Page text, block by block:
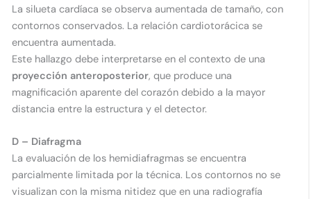
La silueta cardíaca se observa aumentada de tamaño, con
contornos conservados. La relación cardiotorácica se
encuentra aumentada.
Este hallazgo debe interpretarse en el contexto de una
proyección anteroposterior, que produce una
magnificación aparente del corazón debido a la mayor
distancia entre la estructura y el detector.
D – Diafragma
La evaluación de los hemidiafragmas se encuentra
parcialmente limitada por la técnica. Los contornos no se
visualizan con la misma nitidez que en una radiografía